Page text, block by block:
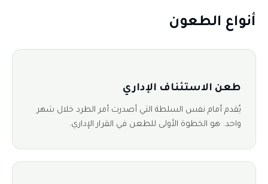
أنواع الطعون
طعن الاستئناف الإداري
يُقدم أمام نفس السلطة التي أصدرت أمر الطرد خلال شهر
واحد. هو الخطوة الأولى للطعن في القرار الإداري.